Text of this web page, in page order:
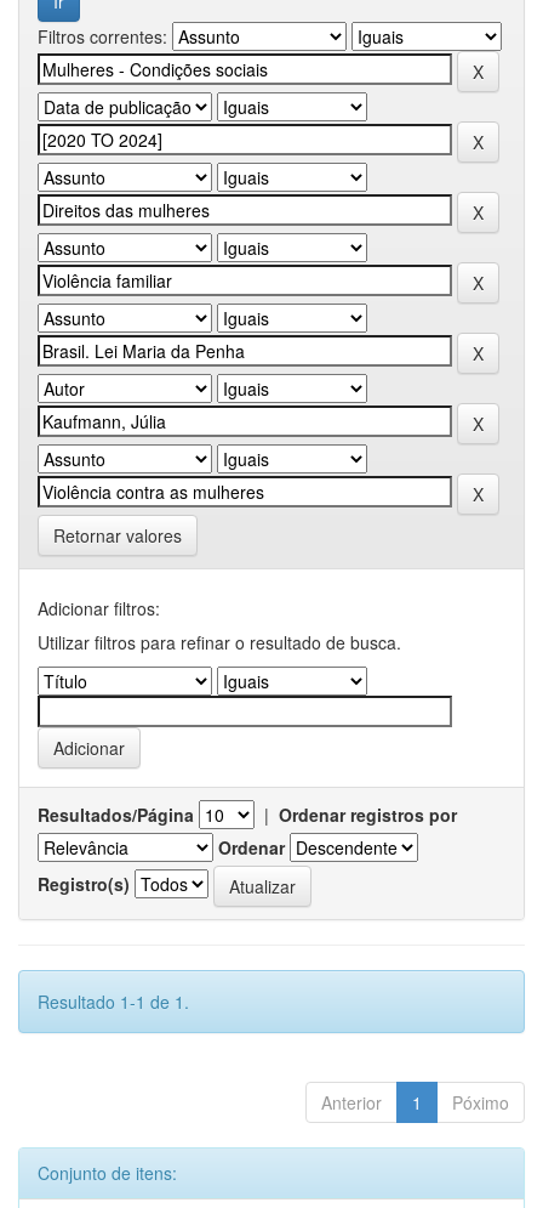
Filtros correntes:
Retornar valores
Adicionar filtros:
Utilizar filtros para refinar o resultado de busca.
Resultados/Página | Ordenar registros por
Ordenar
Registro(s)
Resultado 1-1 de 1.
Anterior 1 Póximo
Conjunto de itens: